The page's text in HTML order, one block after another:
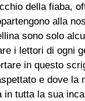
della fiaba,
alla
sono solo
i lettori di ogni
in questo
e dove
tutta la sua